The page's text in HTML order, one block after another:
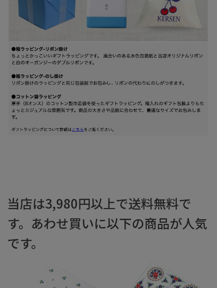
当店は3,980円以上で送料無料で
す。あわせ買いに以下の商品が人気
です。